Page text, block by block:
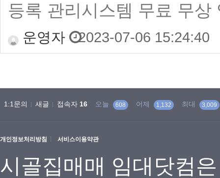
등록 관리시스템 무료 무
운영자 2023-07-06 15:24:40
1:1문의 새글 접속자 16 오늘 608 어제 1,132 최대 3,009
개인정보처리방침 서비스이용약관
시골집매매 임대닷컴